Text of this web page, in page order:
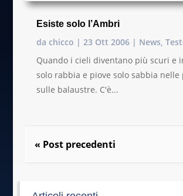
Esiste solo l’Ambri
da chicco | 23 Ott 2006| News
Quando i cieli diventano più scuri e
solo rabbia e piove solo sabbia nelle
sulle balaustre. C'è...
« Post precedenti